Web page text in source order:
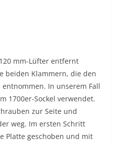
mm-Lüfter entfernt
beiden Klammern, die den
In unserem Fall
1700er-Sockel verwendet.
zur Seite und
weg. Im ersten Schritt
Platte geschoben und mit